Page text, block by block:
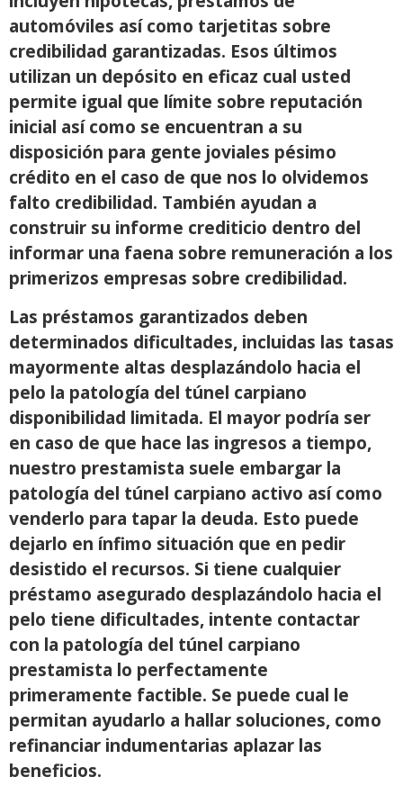
automóviles así­ como tarjetitas sobre
credibilidad garantizadas. Esos últimos
utilizan un depósito en eficaz cual usted
permite igual que límite sobre reputación
inicial así­ como se encuentran a su
disposición para gente joviales pésimo
crédito en el caso de que nos lo olvidemos
falto credibilidad. También ayudan a
construir su informe crediticio dentro del
informar una faena sobre remuneración a los
primerizos empresas sobre credibilidad.
Las préstamos garantizados deben
determinados dificultades, incluidas las tasas
mayormente altas desplazándolo hacia el
pelo la patologí­a del túnel carpiano
disponibilidad limitada. El mayor podrí­a ser
en caso de que hace las ingresos a tiempo,
nuestro prestamista suele embargar la
patologí­a del túnel carpiano activo así­ como
venderlo para tapar la deuda. Esto puede
dejarlo en ínfimo situación que en pedir
desistido el recursos. Si tiene cualquier
préstamo asegurado desplazándolo hacia el
pelo tiene dificultades, intente contactar
con la patologí­a del túnel carpiano
prestamista lo perfectamente
primeramente factible. Se puede cual le
permitan ayudarlo a hallar soluciones, como
refinanciar indumentarias aplazar las
beneficios.